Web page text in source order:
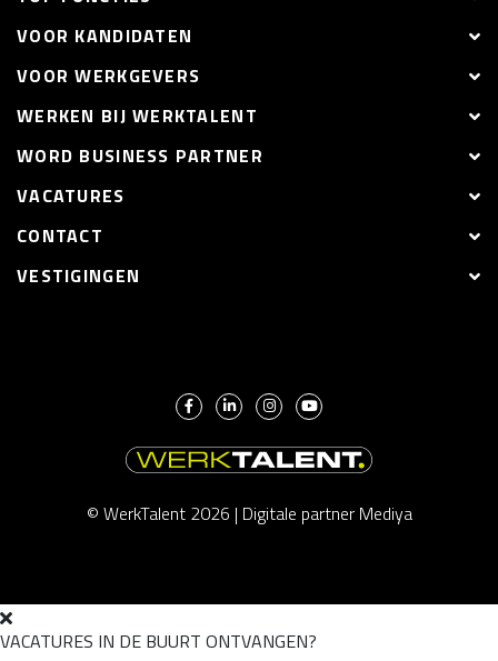
VOOR KANDIDATEN
VOOR WERKGEVERS
WERKEN BIJ WERKTALENT
WORD BUSINESS PARTNER
VACATURES
CONTACT
VESTIGINGEN
© WerkTalent 2026 | Digitale partner Mediya
VACATURES IN DE BUURT ONTVANGEN?